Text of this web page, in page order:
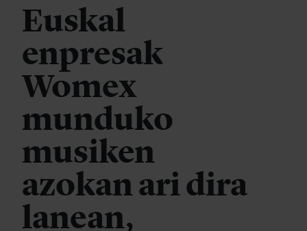
Euskal
enpresak
Womex
munduko
musiken
azokan ari dira
lanean,